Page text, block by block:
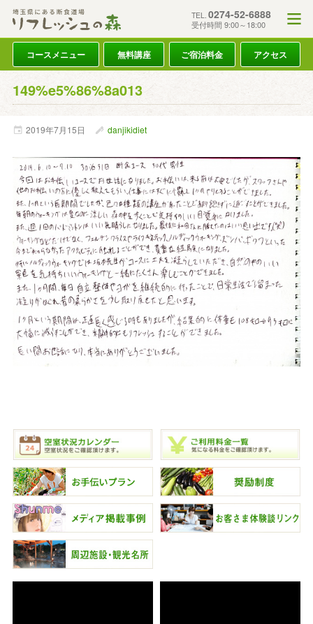
TEL. 0274-52-6888
受付時間 9:00～18:00
コースメニュー 無料講座 ご宿泊料金 アクセス
149%e5%86%8a013
2019年7月15日 danjikidiet